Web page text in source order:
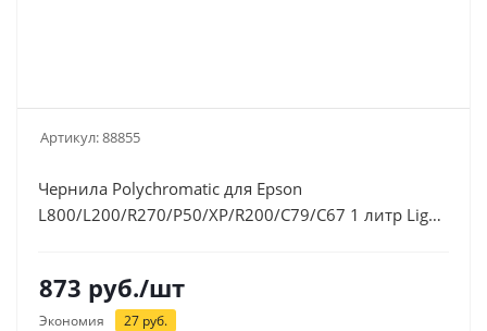
Артикул:88855
Чернила Polychromatic для Epson
L800/L200/R270/P50/XP/R200/C79/C67 1 литр Light
873 руб./шт
Экономия 27 руб.